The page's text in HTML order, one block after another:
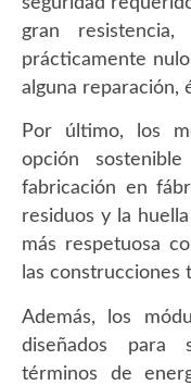
gran resistencia,
prácticamente
alguna reparación,
Por último, los
opción
fabricación en
residuos y la
más respetuosa
las construcciones
Además, los
diseñados para
términos de